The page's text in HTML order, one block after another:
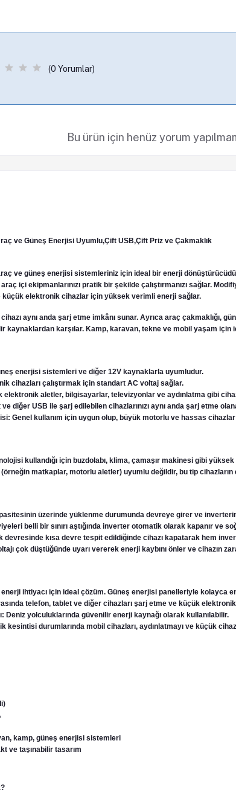
(0 Yorumlar)
Bu ürün için henüz yorum
ve Güneş Enerjisi Uyumlu,Çift USB,Çift Priz ve Çakmaklık
ve güneş enerjisi sistemleriniz için ideal bir enerji
içi ekipmanlarınızı pratik bir şekilde çalıştırmanızı sağlar.
elektronik cihazlar için yüksek verimli enerji sağlar.
aynı anda şarj etme imkânı sunar. Ayrıca araç çakmaklığı,
kaynaklardan karşılar. Kamp, karavan, tekne ve mobil yaşam
enerjisi sistemleri ve diğer 12V kaynaklarla uyumludur.
cihazları çalıştırmak için standart AC voltaj sağlar.
elektronik aletler, bilgisayarlar, televizyonlar ve aydınlatma gibi
ve diğer USB ile şarj edilebilen cihazlarınızı aynı anda şarj etme
Genel kullanım için uygun olup, büyük motorlu ve hassas
kullandığı için buzdolabı, klima, çamaşır makinesi gibi
matkaplar, motorlu aletler) uyumlu değildir, bu tip cihazların
üzerinde yüklenme durumunda devreye girer ve
belli bir sınırı aştığında inverter otomatik olarak kapanır ve
devresinde kısa devre tespit edildiğinde cihazı kapatarak hem
çok düştüğünde uyarı vererek enerji kaybını önler ve cihazın
ihtiyacı için ideal çözüm. Güneş enerjisi panelleriyle kolayca
telefon, tablet ve diğer cihazları şarj etme ve küçük elektronik
Deniz yolculuklarında güvenilir enerji kaynağı olarak kullanılabilir.
durumlarında mobil cihazları, aydınlatmayı ve küçük
kamp, güneş enerjisi sistemleri
ve taşınabilir tasarım